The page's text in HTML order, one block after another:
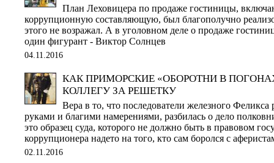
План Леховицера по продаже гостиницы,
коррупционную составляющую, был благополучно
этого не возражал. А в уголовном деле о продаже
один фигурант - Виктор Солнцев
04.11.2016
КАК ПРИМОРСКИЕ «ОБОРОТНИ В
КОЛЛЕГУ ЗА РЕШЕТКУ
Вера в то, что последователи железного
руками и благими намерениями, разбилась о дело
это образец суда, которого не должно быть в правовом
коррупционера надето на того, кто сам боролся с
02.11.2016